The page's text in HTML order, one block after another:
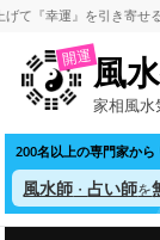
コ
ツ
へ
ス
運』を引き寄せる、幸せ
開運風
家相風水
200名以上の専門家から
風水師 ・占い師を